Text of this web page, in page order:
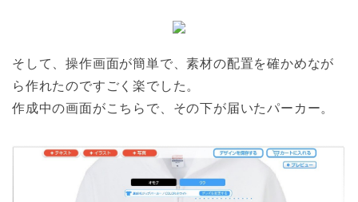
そして、操作画面が簡単で、素材の配置を確かめなが
ら作れたのですごく楽でした。
作成中の画面がこちらで、その下が届いたパーカー。